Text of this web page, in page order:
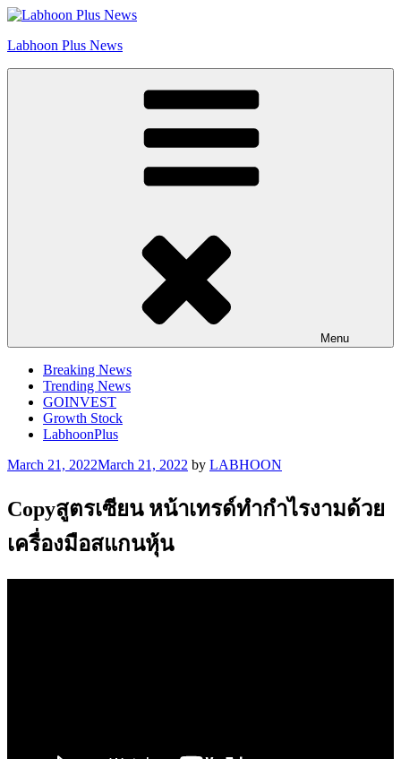
Skip
content
Labhoon Plus News
Menu
Breaking News
Trending News
GOINVEST
Growth Stock
LabhoonPlus
Posted
March 21, 2022March 21, 2022 by LABHOON
Copyสูตรเซียน หน้าเทรด์ทำกำไรงามด้วย
เครื่องมือสแกนหุ้น